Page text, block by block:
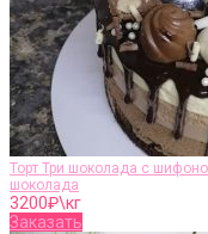
Торт Три шоколада с
шоколада
3200₽\кг
Заказать